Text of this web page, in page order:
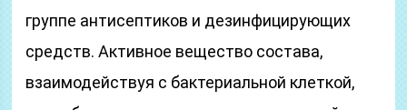
группе антисептиков и дезинфицирующих
средств. Активное вещество состава,
взаимодействуя с бактериальной клеткой,